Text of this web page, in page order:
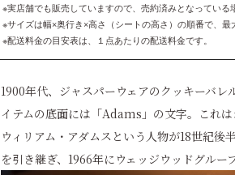
※実店舗でも販売していますので、売約済みとなっている
※サイズは幅×奥行き×高さ（シートの高さ）の順番で、最
※配送料金の目安表は、１点あたりの配送料金です。
1900年代、ジャスパーウェアのクッキーバ
イテムの底面には「Adams」の文字。これ
ウィリアム・アダムスという人物が18世紀
を引き継ぎ、1966年にウェッジウッドグル